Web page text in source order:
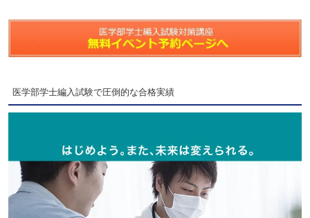
医学部学士編入試験で圧倒的な合格実績